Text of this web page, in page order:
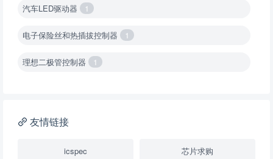
汽车LED驱动器 1
电子保险丝和热插拔控制器 1
理想二极管控制器 1
降压转换器（继承开关）
友情链接
icspec 芯片求购